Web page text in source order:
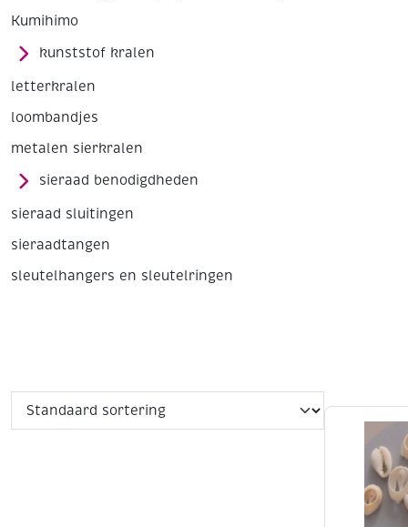
Kumihimo
kunststof kralen
letterkralen
loombandjes
metalen sierkralen
sieraad benodigdheden
sieraad sluitingen
sieraadtangen
sleutelhangers en sleutelringen